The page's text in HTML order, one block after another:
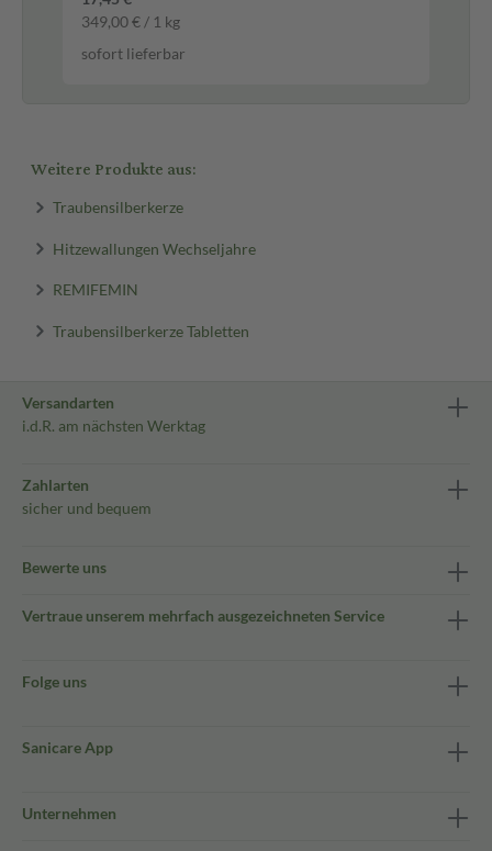
349,00 € / 1 kg
sofort lieferbar
Weitere Produkte aus:
Traubensilberkerze
Hitzewallungen Wechseljahre
REMIFEMIN
Traubensilberkerze Tabletten
Versandarten
i.d.R. am nächsten Werktag
Zahlarten
sicher und bequem
Bewerte uns
Vertraue unserem mehrfach ausgezeichneten Service
Folge uns
Sanicare App
Unternehmen